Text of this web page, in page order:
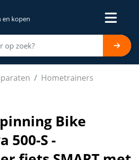
en kopen
Hometrainers
Indoor Kliva 500-S -
Bike
500-S -